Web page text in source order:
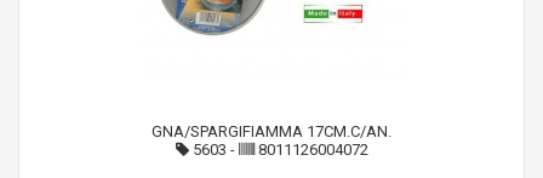
GNA/SPARGIFIAMMA 17CM.C/AN.
5603 - 8011126004072